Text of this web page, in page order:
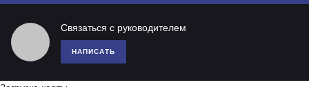
Связаться с руководителем
НАПИСАТЬ